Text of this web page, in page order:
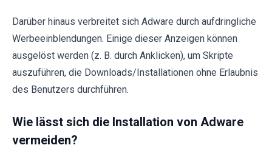
Darüber hinaus verbreitet sich Adware durch aufdringliche
Werbeeinblendungen. Einige dieser Anzeigen können
ausgelöst werden (z. B. durch Anklicken), um Skripte
auszuführen, die Downloads/Installationen ohne Erlaubnis
des Benutzers durchführen.
Wie lässt sich die Installation von Adware
vermeiden?